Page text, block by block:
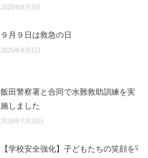
2026年8月3日
９月９日は救急の日
2026年8月1日
飯田警察署と合同で水難救助訓練を実
施しました
2026年7月24日
【学校安全強化】子どもたちの笑顔を守